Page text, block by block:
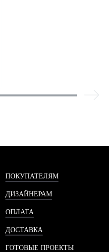
ПОКУПАТЕЛЯМ
ДИЗАЙНЕРАМ
ОПЛАТА
ДОСТАВКА
ГОТОВЫЕ ПРОЕКТЫ